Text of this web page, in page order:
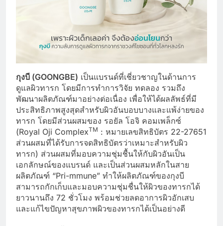
กุงบี (GOONGBE) เป็นแบรนด์ที่เชี่ยวชาญในด้านการ
ดูแลผิวทารก โดยมีการทำการวิจัย ทดลอง รวมถึง
พัฒนาผลิตภัณฑ์มาอย่างต่อเนื่อง เพื่อให้ได้ผลลัพธ์ที่มี
ประสิทธิภาพสูงสุดสำหรับผิวอันบอบบางและแพ้ง่ายของ
ทารก โดยมีส่วนผสมของ รอยัล โอจิ คอมเพล็กซ์
(Royal Oji ComplexTM : หมายเลขสิทธิบัตร 22-27651
ส่วนผสมที่ได้รับการจดสิทธิบัตรว่าเหมาะสำหรับผิว
ทารก) ส่วนผสมที่มอบความชุ่มชื้นให้กับผิวอันเป็น
เอกลักษณ์ของแบรนด์ และเป็นส่วนผสมหลักในสาย
ผลิตภัณฑ์ “Pri-mmune” ทำให้ผลิตภัณฑ์ของกุงบี
สามารถกักเก็บและมอบความชุ่มชื่นให้ผิวของทารกได้
ยาวนานถึง 72 ชั่วโมง พร้อมช่วยลดอาการผิวอักเสบ
และแก้ไขปัญหาสุขภาพผิวของทารกได้เป็นอย่างดี